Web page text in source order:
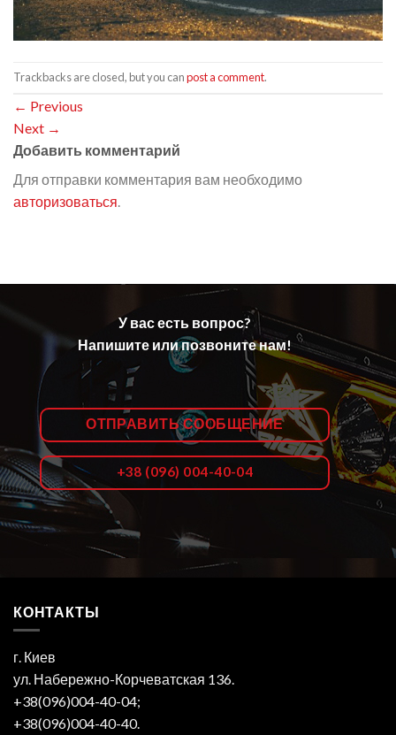
Trackbacks are closed, but you canpost a comment.
← Previous
Next →
Добавить комментарий
Для отправки комментария вам необходимо
авторизоваться.
У вас есть вопрос?
Напишите или позвоните нам!
ОТПРАВИТЬ СООБЩЕНИЕ
+38 (096) 004-40-04
КОНТАКТЫ
г. Киев
ул. Набережно-Корчеватская 136.
+38(096)004-40-04;
+38(096)004-40-40.